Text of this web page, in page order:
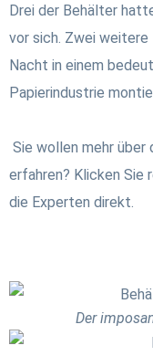
Drei der Behälter
vor sich. Zwei weitere
Nacht in einem
Papierindustrie
Sie wollen mehr über
erfahren? Klicken Sie
die Experten direkt.
Der